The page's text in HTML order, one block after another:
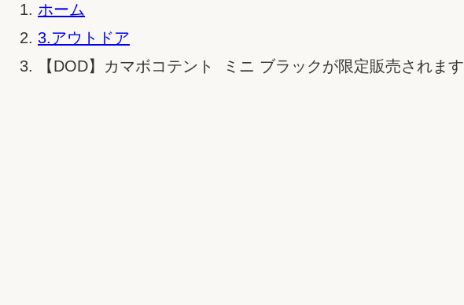
ホーム
3.アウトドア
【DOD】カマボコテント ミニ ブラックが限定販売されます